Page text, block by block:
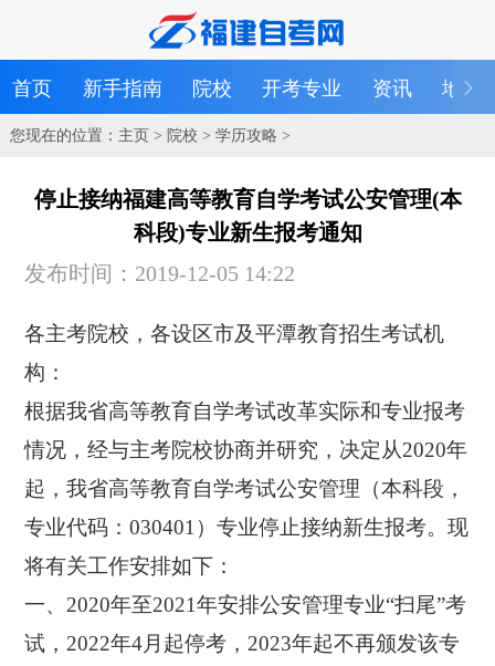
首页 新手指南 院校 开考专业 资讯 地区
您现在的位置： 主页> 院校 > 学历攻略 >
停止接纳福建高等教育自学考试公安管理(本
科段)专业新生报考通知
发布时间：2019-12-05 14:22
各主考院校，各设区市及平潭教育招生考试机
构：
根据我省高等教育自学考试改革实际和专业报考
情况，经与主考院校协商并研究，决定从2020年
起，我省高等教育自学考试公安管理（本科段，
专业代码：030401）专业停止接纳新生报考。现
将有关工作安排如下：
一、2020年至2021年安排公安管理专业“扫尾”考
试，2022年4月起停考，2023年起不再颁发该专